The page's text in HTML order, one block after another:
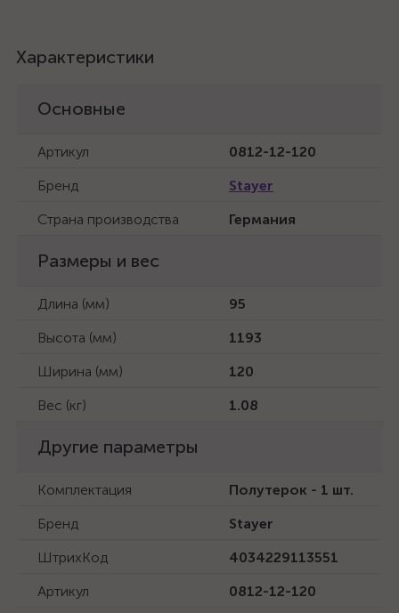
Характеристики
Основные
Артикул
0812-12-120
Бренд
Stayer
Страна производства
Германия
Размеры и вес
Длина (мм)
95
Высота (мм)
1193
Ширина (мм)
120
Вес (кг)
1.08
Другие параметры
Комплектация
Полутерок - 1 шт.
Бренд
Stayer
ШтрихКод
4034229113551
Артикул
0812-12-120